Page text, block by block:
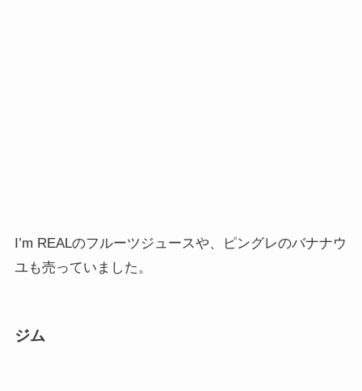
I’m REALのフルーツジュースや、ピングレのバナナウ
ユも売っていました。
ジム